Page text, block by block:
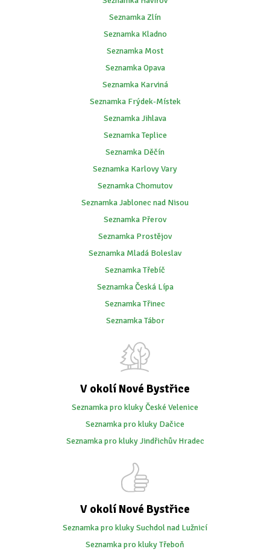
Seznamka Zlín
Seznamka Kladno
Seznamka Most
Seznamka Opava
Seznamka Karviná
Seznamka Frýdek-Místek
Seznamka Jihlava
Seznamka Teplice
Seznamka Děčín
Seznamka Karlovy Vary
Seznamka Chomutov
Seznamka Jablonec nad Nisou
Seznamka Přerov
Seznamka Prostějov
Seznamka Mladá Boleslav
Seznamka Třebíč
Seznamka Česká Lípa
Seznamka Třinec
Seznamka Tábor
V okolí Nové Bystřice
Seznamka pro kluky České Velenice
Seznamka pro kluky Dačice
Seznamka pro kluky Jindřichův Hradec
V okolí Nové Bystřice
Seznamka pro kluky Suchdol nad Lužnicí
Seznamka pro kluky Třeboň